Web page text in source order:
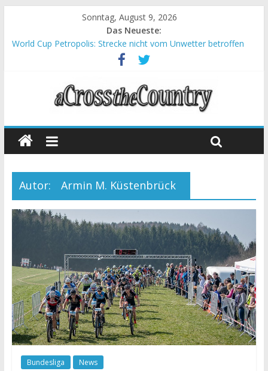
Sonntag, August 9, 2026
Das Neueste:
World Cup Petropolis: Strecke nicht vom Unwetter betroffen
Krumbach und Obergessertshausen: Mountainbike-Bundesliga
Supercup Massi Banyoles: Siege für Carod und Richards
Halbzeit beim Andalucia Bike Race: Weltmeister Seewald führt
Chelva: Schweizer Doppelsieg beim ersten XCO-Rennen der
Autor: Armin M. Küstenbrück
Bundesliga News